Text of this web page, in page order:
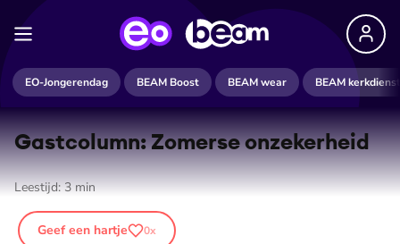
EO-Jongerendag BEAM Boost BEAM wear BEAM kerkdienst
Gastcolumn: Zomerse onzekerheid
Leestijd:3min
Geef een hartje 0x